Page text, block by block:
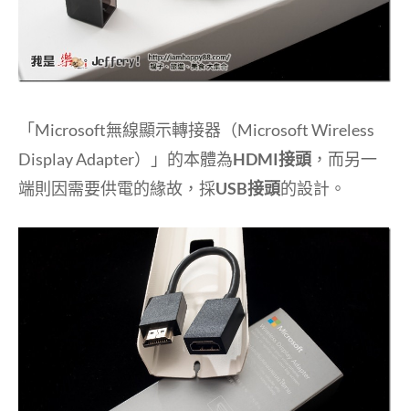
「Microsoft無線顯示轉接器（Microsoft Wireless
Display Adapter）」的本體為HDMI接頭 ，而另一
端則因需要供電的緣故，採USB接頭的設計。